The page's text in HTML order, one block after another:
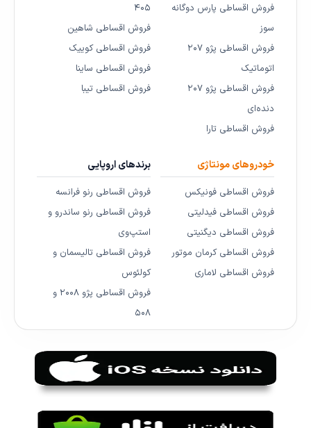
فروش اقساطی پارس دوگانه
سوز
فروش اقساطی پژو ۲۰۷
اتوماتیک
فروش اقساطی پژو ۲۰۷
دنده‌ای
فروش اقساطی تارا
۴۰۵
فروش اقساطی شاهین
فروش اقساطی کوییک
فروش اقساطی ساینا
فروش اقساطی تیبا
خودروهای مونتاژی
فروش اقساطی فونیکس
فروش اقساطی فیدلیتی
فروش اقساطی دیگنیتی
فروش اقساطی کرمان موتور
فروش اقساطی لاماری
برندهای اروپایی
فروش اقساطی رنو فرانسه
فروش اقساطی رنو ساندرو و
استپ‌وی
فروش اقساطی تالیسمان و
کولئوس
فروش اقساطی پژو ۲۰۰۸ و
۵۰۸